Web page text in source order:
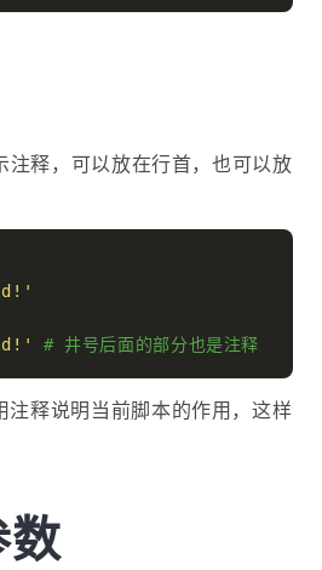
注释，可以放在行首，也可以放
# 井号后面的部分也是注释
注释说明当前脚本的作用，这样
数